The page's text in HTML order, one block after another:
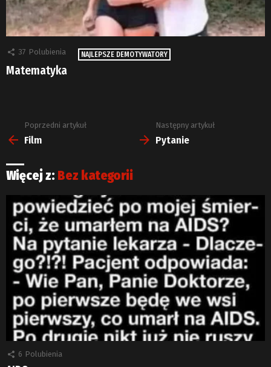
37 Polubienia NAJLEPSZE DEMOTYWATORY
Matematyka
Zobacz
więcej
Poprzedni artykuł
Film
Następny artykuł
Pytanie
Więcej z: Bez kategorii
6 Polubienia